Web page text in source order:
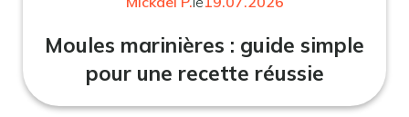
Moules marinières : guide simple
pour une recette réussie